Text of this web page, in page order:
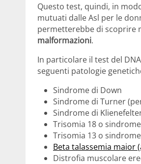
Questo test, quindi, in
mutuati dalle Asl per le
permetterebbe di scoprire
malformazioni.
In particolare il test del
seguenti patologie
Sindrome di Down
Sindrome di Turner
Sindrome di
Trisomia 18 o
Trisomia 13 o
Beta talassemia maior
Distrofia muscolare